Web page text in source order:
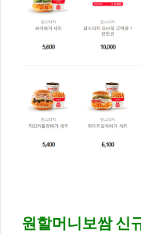
원할머니보쌈 신